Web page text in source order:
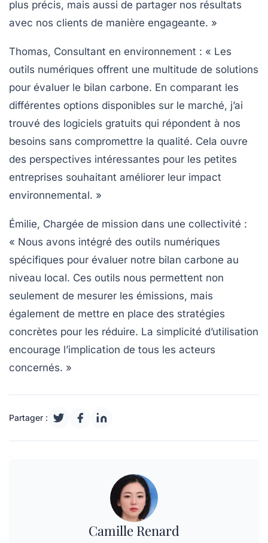
plus précis, mais aussi de partager nos résultats
avec nos clients de manière engageante. »
Thomas, Consultant en environnement : « Les
outils numériques offrent une multitude de solutions
pour évaluer le bilan carbone. En comparant les
différentes options disponibles sur le marché, j’ai
trouvé des logiciels gratuits qui répondent à nos
besoins sans compromettre la qualité. Cela ouvre
des perspectives intéressantes pour les petites
entreprises souhaitant améliorer leur impact
environnemental. »
Émilie, Chargée de mission dans une collectivité :
« Nous avons intégré des outils numériques
spécifiques pour évaluer notre bilan carbone au
niveau local. Ces outils nous permettent non
seulement de mesurer les émissions, mais
également de mettre en place des stratégies
concrètes pour les réduire. La simplicité d’utilisation
encourage l’implication de tous les acteurs
concernés. »
Partager :
Camille Renard